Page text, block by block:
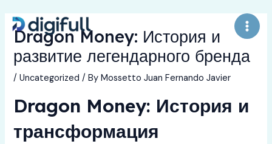
content
Main
Dragon Money: История и
развитие легендарного бренда
/Uncategorized / ByMossetto Juan Fernando Javier
Dragon Money: История и
трансформация